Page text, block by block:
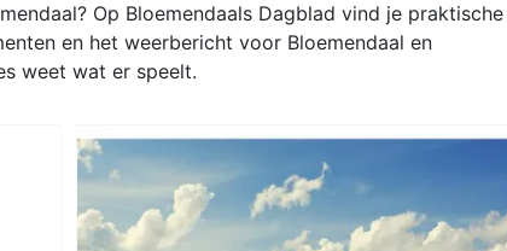
Op Bloemendaals Dagblad vind je praktische
en het weerbericht voor Bloemendaal en
weet wat er speelt.
tot evenementen aan Bloemendaal aan
kuststreek.